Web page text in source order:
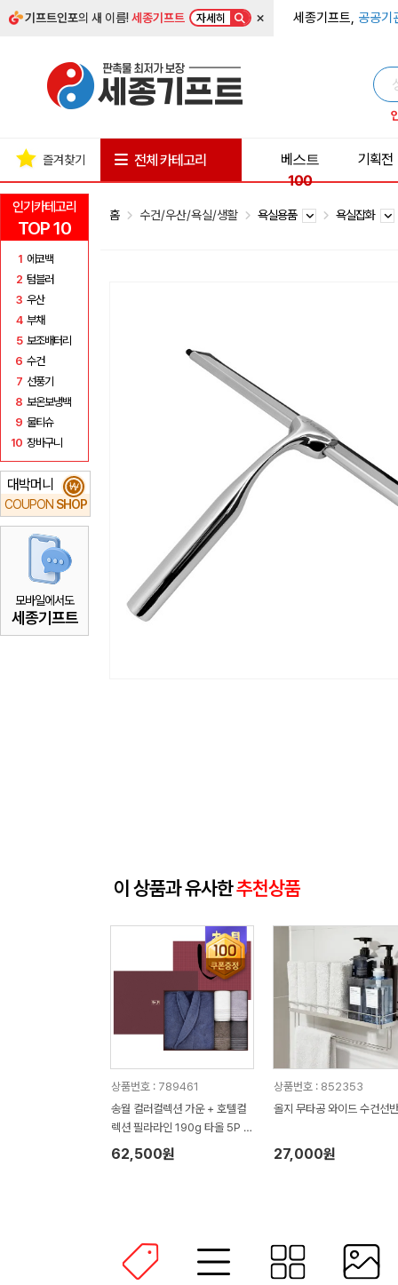
기프트인포의 새 이름!세종기프트 자세히 × 세종기프트, 공공기
인기카테고리
TOP 10
1 에코백
2 텀블러
3 우산
4 부채
5 보조배터리
6 수건
7 선풍기
8 보온보냉백
9 물티슈
10 장바구니
대박머니
COUPON SHOP
₩
모바일에서도
세종기프트
즐겨찾기 전체 카테고리
베스트
100
기획전
홈 수건/우산/욕실/생활 욕실용품 욕실잡화
이 상품과 유사한추천상품
상품번호 : 789461
송월 컬러컬렉션 가운 + 호텔컬
렉션 필라라인 190g 타올 5P 세
트
62,500원
상품번호 : 852353
올지 무타공 와이드 수건선반
27,000원